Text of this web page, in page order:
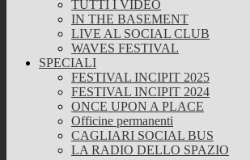
TUTTI I VIDEO
IN THE BASEMENT
LIVE AL SOCIAL CLUB
WAVES FESTIVAL
SPECIALI
FESTIVAL INCIPIT 2025
FESTIVAL INCIPIT 2024
ONCE UPON A PLACE
Officine permanenti
CAGLIARI SOCIAL BUS
LA RADIO DELLO SPAZIO